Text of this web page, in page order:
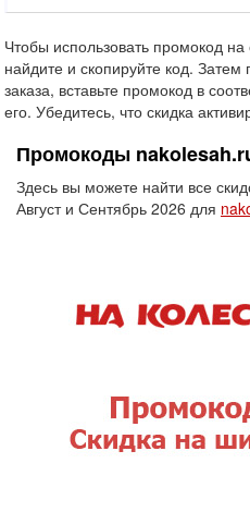
Чтобы использовать промокод на
найдите и скопируйте код.
заказа, вставьте промокод в
его. Убедитесь, что скидка
Промокоды
Здесь вы можете найти все
Август и Сентябрь 2026 для